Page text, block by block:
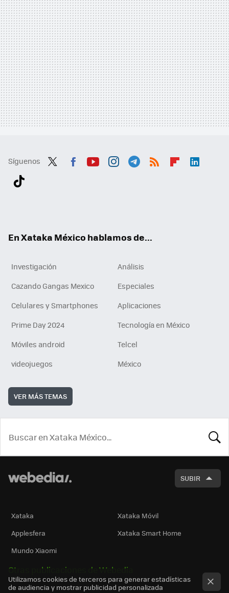
Síguenos
En Xataka México hablamos de...
Investigación
Análisis
Cazando Gangas Mexico
Especiales
Celulares y Smartphones
Aplicaciones
Prime Day 2024
Tecnología en México
Móviles android
Telcel
videojuegos
México
VER MÁS TEMAS
SUBIR
Xataka
Xataka Móvil
Applesfera
Xataka Smart Home
Mundo Xiaomi
Otras publicaciones de Webedia
Utilizamos cookies de terceros para generar estadísticas
de audiencia y mostrar publicidad personalizada